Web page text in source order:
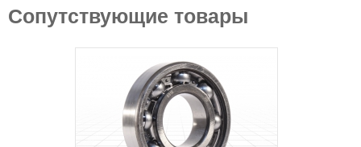
Сопутствующие товары